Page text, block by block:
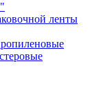
ленты